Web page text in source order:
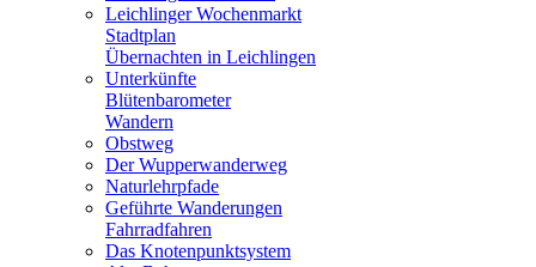
Leichlinger Wochenmarkt
Stadtplan
Übernachten in Leichlingen
Unterkünfte
Blütenbarometer
Wandern
Obstweg
Der Wupperwanderweg
Naturlehrpfade
Geführte Wanderungen
Fahrradfahren
Das Knotenpunktsystem